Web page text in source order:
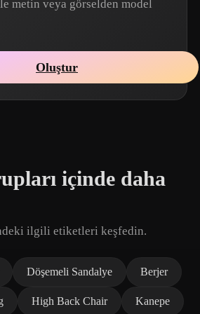
metin veya görselden model
Oluştur
içinde daha
ilgili etiketleri keşfedin.
Döşemeli Sandalye Berjer
High Back Chair Kanepe